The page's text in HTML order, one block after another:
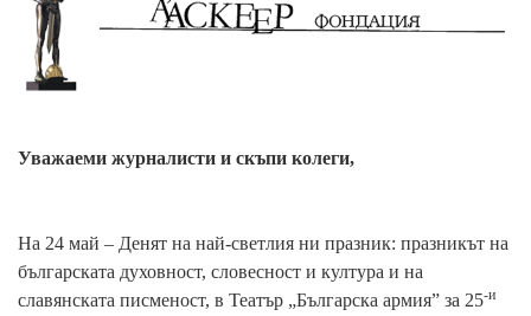
Уважаеми журналисти и скъпи колеги,
На 24 май – Денят на най-светлия ни празник: празникът на
българската духовност, словесност и култура и на
славянската писменост, в Театър „Българска армия” за 25-и